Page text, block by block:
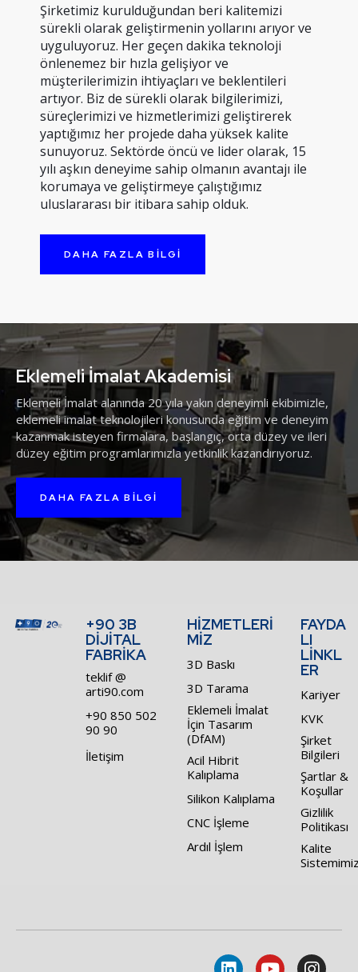
Şirketimiz kurulduğundan beri kalitemizi
sürekli olarak geliştirmenin yollarını arıyor ve
uyguluyoruz. Her geçen dakika teknoloji
önlenemez bir hızla gelişiyor ve
müşterilerimizin ihtiyaçları ve beklentileri
artıyor. Biz de sürekli olarak bilgilerimizi,
süreçlerimizi ve hizmetlerimizi geliştirerek
yaptığımız her projede daha yüksek kalite
sunuyoruz. Sektörde öncü ve lider olarak, 15
yılı aşkın deneyime sahip olmanın avantajı ile
korumaya ve geliştirmeye çalıştığımız
uluslararası bir itibara sahip olduk.
DAHA FAZLA BILGI
Eklemeli İmalat Akademisi
Eklemeli İmalat alanında 20 yıla yakın deneyimli ekibimizle,
eklemeli imalat teknolojileri konusunda eğitim ve deneyim
kazanmak isteyen firmalara, başlangıç, orta düzey ve ileri
düzey eğitim programlarımızla yetkinlik kazandırıyoruz.
DAHA FAZLA BILGI
+90 3B
DİJİTAL
FABRİKA
teklif @
arti90.com
+90 850 502
90 90
İletişim
HİZMETLERİ
MİZ
3D Baskı
3D Tarama
Eklemeli İmalat
İçin Tasarım
(DfAM)
Acil Hibrit
Kalıplama
Silikon Kalıplama
CNC İşleme
Ardıl İşlem
FAYDA
LI
LİNKL
ER
Kariyer
KVK
Şirket
Bilgileri
Şartlar &
Koşullar
Gizlilik
Politikası
Kalite